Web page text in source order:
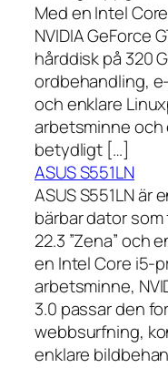
Med en Intel
NVIDIA GeForce
hårddisk på 320
ordbehandling,
och enklare
arbetsminne och
betydligt […]
ASUS S551LN
ASUS S551LN är
bärbar dator
22.3 ”Zena” och
en Intel Core i5-
arbetsminne,
3.0 passar den
webbsurfning,
enklare